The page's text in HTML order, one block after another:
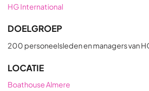
HG International
DOELGROEP
200 personeelsleden en managers van
LOCATIE
Boathouse Almere